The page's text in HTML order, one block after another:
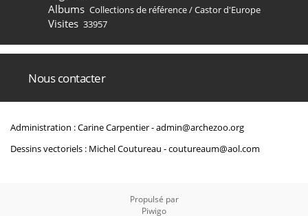
Albums Collections de référence/Castor d'Europe
Visites 33957
Nous contacter
Administration : Carine Carpentier -admin@archezoo.org
Dessins vectoriels : Michel Coutureau -coutureaum@aol.com
Propulsé par
Piwigo